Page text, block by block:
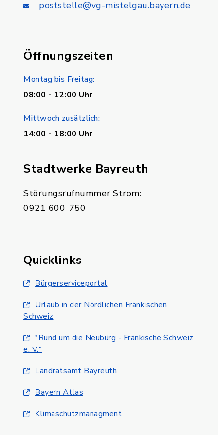
poststelle@vg-mistelgau.bayern.de
Öffnungszeiten
Montag bis Freitag:
08:00 - 12:00 Uhr
Mittwoch zusätzlich:
14:00 - 18:00 Uhr
Stadtwerke Bayreuth
Störungsrufnummer Strom:
0921 600-750
Quicklinks
Bürgerserviceportal
Urlaub in der Nördlichen Fränkischen
Schweiz
"Rund um die Neubürg - Fränkische Schweiz
e. V."
Landratsamt Bayreuth
Bayern Atlas
Klimaschutzmanagment